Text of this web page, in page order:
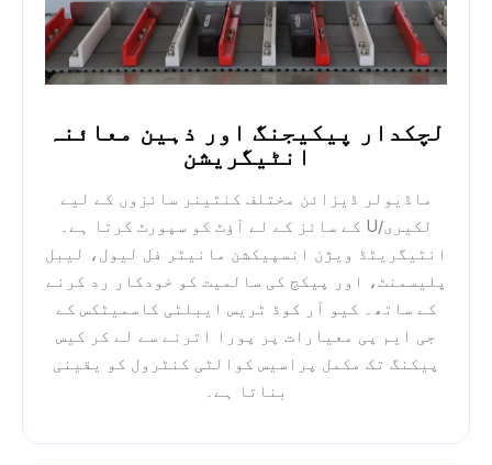
لچکدار پیکیجنگ اور ذہین معائنہ
انٹیگریشن
ماڈیولر ڈیزائن مختلف کنٹینر سائزوں کے لیے
لکیری/U کے سائز کے لے آؤٹ کو سپورٹ کرتا ہے۔
انٹیگریٹڈ ویژن انسپیکشن مانیٹر فل لیول، لیبل
پلیسمنٹ، اور پیکج کی سالمیت کو خودکار رد کرنے
کے ساتھ۔ کیو آر کوڈ ٹریس ایبلٹی کاسمیٹکس کے
جی ایم پی معیارات پر پورا اترنے سے لے کر کیس
پیکنگ تک مکمل پراسیس کوالٹی کنٹرول کو یقینی
بناتا ہے۔